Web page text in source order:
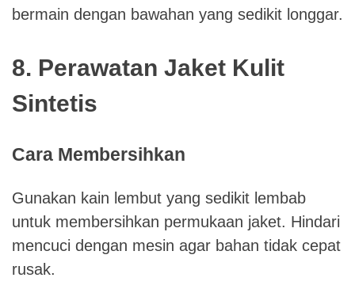
bermain dengan bawahan yang sedikit longgar.
8. Perawatan Jaket Kulit
Sintetis
Cara Membersihkan
Gunakan kain lembut yang sedikit lembab
untuk membersihkan permukaan jaket. Hindari
mencuci dengan mesin agar bahan tidak cepat
rusak.